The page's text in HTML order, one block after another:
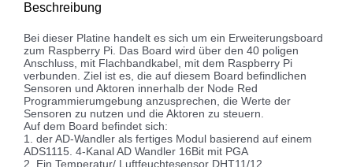
Beschreibung
Bei dieser Platine handelt es sich um ein Erweiterungsboard
zum Raspberry Pi. Das Board wird über den 40 poligen
Anschluss, mit Flachbandkabel, mit dem Raspberry Pi
verbunden. Ziel ist es, die auf diesem Board befindlichen
Sensoren und Aktoren innerhalb der Node Red
Programmierumgebung anzusprechen, die Werte der
Sensoren zu nutzen und die Aktoren zu steuern.
Auf dem Board befindet sich:
1. der AD-Wandler als fertiges Modul basierend auf einem
ADS1115. 4-Kanal AD Wandler 16Bit mit PGA
2. Ein Temperatur/ Luftfeuchtesensor DHT11/12